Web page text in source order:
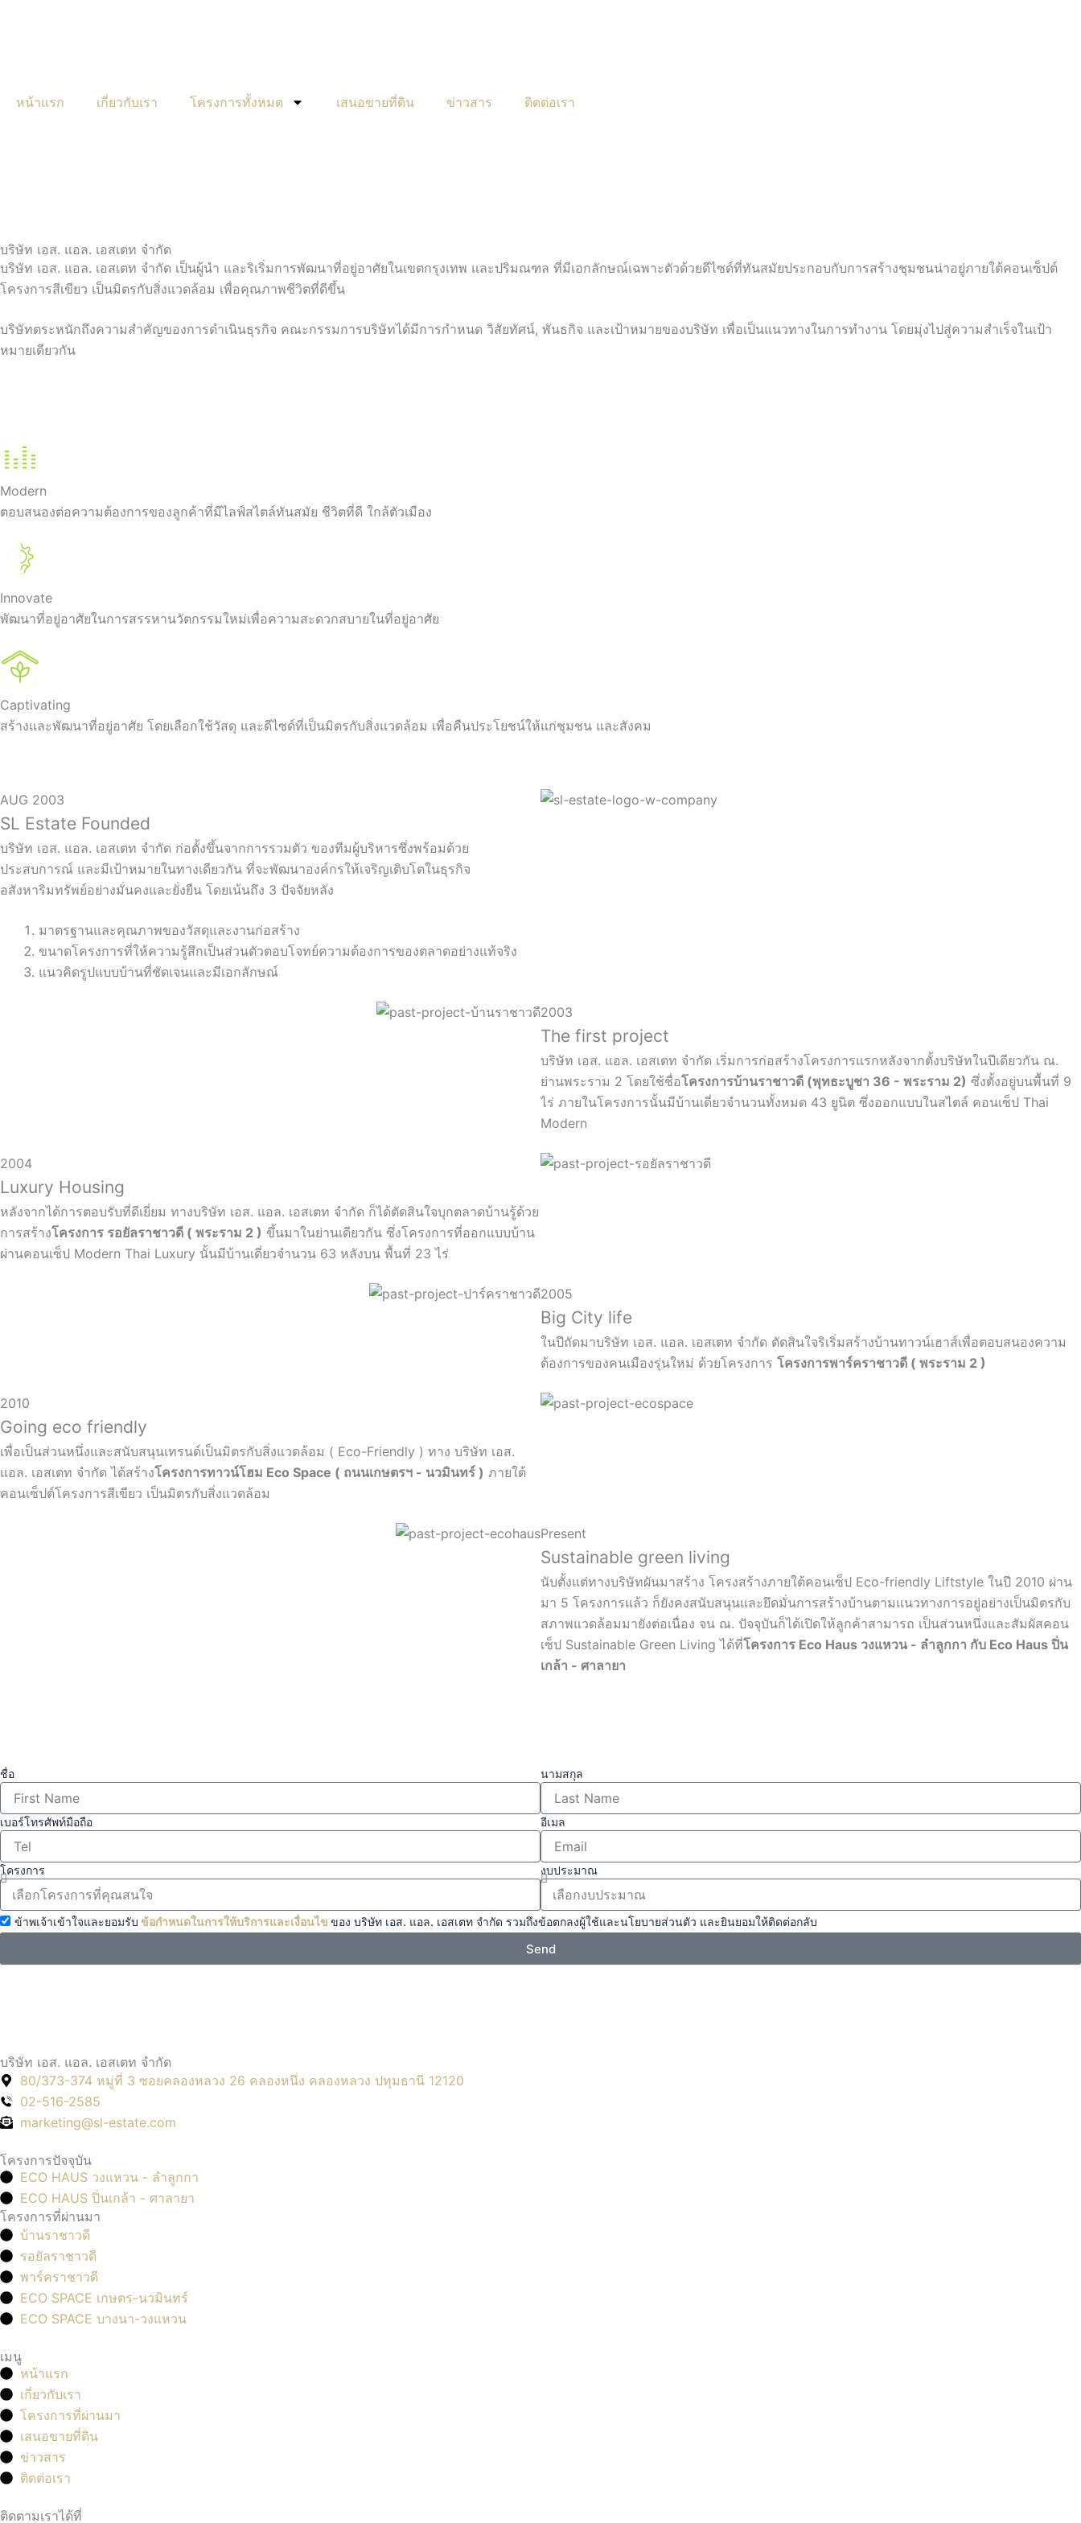
หน้าแรก เกี่ยวกับเรา โครงการทั้งหมด เสนอขายที่ดิน ข่าวสาร ติดต่อเรา
บริษัท เอส. แอล. เอสเตท จำกัด
บริษัท เอส. แอล. เอสเตท จำกัด เป็นผู้นำ และริเริ่มการพัฒนาที่อยู่อาศัยในเขตกรุงเทพ และปริมณฑล ที่มีเอกลักษณ์เฉพาะตัวด้วยดีไซด์ที่ทันสมัยประกอบกับการสร้างชุมชนน่าอยู่ภายใต้คอนเซ็ปต์
โครงการสีเขียว เป็นมิตรกับสิ่งแวดล้อม เพื่อคุณภาพชีวิตที่ดีขึ้น
บริษัทตระหนักถึงความสำคัญของการดำเนินธุรกิจ คณะกรรมการบริษัทได้มีการกำหนด วิสัยทัศน์, พันธกิจ และเป้าหมายของบริษัท เพื่อเป็นแนวทางในการทำงาน โดยมุ่งไปสู่ความสำเร็จในเป้า
หมายเดียวกัน
Modern
ตอบสนองต่อความต้องการของลูกค้าที่มีไลฟ์สไตล์ทันสมัย ชีวิตที่ดี ใกล้ตัวเมือง
Innovate
พัฒนาที่อยู่อาศัยในการสรรหานวัตกรรมใหม่เพื่อความสะดวกสบายในที่อยู่อาศัย
Captivating
สร้างและพัฒนาที่อยู่อาศัย โดยเลือกใช้วัสดุ และดีไซด์ที่เป็นมิตรกับสิ่งแวดล้อม เพื่อคืนประโยชน์ให้แก่ชุมชน และสังคม
AUG 2003
SL Estate Founded
บริษัท เอส. แอล. เอสเตท จำกัด ก่อตั้งขึ้นจากการรวมตัว ของทีมผู้บริหารซึ่งพร้อมด้วย
ประสบการณ์ และมีเป้าหมายในทางเดียวกัน ที่จะพัฒนาองค์กรให้เจริญเติบโตในธุรกิจ
อสังหาริมทรัพย์อย่างมั่นคงและยั่งยืน โดยเน้นถึง 3 ปัจจัยหลัง
มาตรฐานและคุณภาพของวัสดุและงานก่อสร้าง
ขนาดโครงการที่ให้ความรู้สึกเป็นส่วนตัวตอบโจทย์ความต้องการของตลาดอย่างแท้จริง
แนวคิดรูปแบบบ้านที่ชัดเจนและมีเอกลักษณ์
2003
The first project
บริษัท เอส. แอล. เอสเตท จำกัด เริ่มการก่อสร้างโครงการแรกหลังจากตั้งบริษัทในปีเดียวกัน ณ.
ย่านพระราม 2 โดยใช้ชื่อโครงการบ้านราชาวดี (พุทธะบูชา 36 - พระราม 2) ซึ่งตั้งอยู่บนพื้นที่ 9
ไร่ ภายในโครงการนั้นมีบ้านเดี่ยวจำนวนทั้งหมด 43 ยูนิต ซึ่งออกแบบในสไตล์ คอนเซ็ป Thai
Modern
2004
Luxury Housing
หลังจากได้การตอบรับที่ดีเยี่ยม ทางบริษัท เอส. แอล. เอสเตท จำกัด ก็ได้ตัดสินใจบุกตลาดบ้านรู้ด้วย
การสร้างโครงการ รอยัลราชาวดี ( พระราม 2 ) ขึ้นมาในย่านเดียวกัน ซึ่งโครงการที่ออกแบบบ้าน
ผ่านคอนเซ็ป Modern Thai Luxury นั้นมีบ้านเดี่ยวจำนวน 63 หลังบน พื้นที่ 23 ไร่
2005
Big City life
ในปีถัดมาบริษัท เอส. แอล. เอสเตท จำกัด ตัดสินใจริเริ่มสร้างบ้านทาวน์เฮาส์เพื่อตอบสนองความ
ต้องการของคนเมืองรุ่นใหม่ ด้วยโครงการ โครงการพาร์คราชาวดี ( พระราม 2 )
2010
Going eco friendly
เพื่อเป็นส่วนหนึ่งและสนับสนุนเทรนด์เป็นมิตรกับสิ่งแวดล้อม ( Eco-Friendly ) ทาง บริษัท เอส.
แอล. เอสเตท จำกัด ได้สร้างโครงการทาวน์โฮม Eco Space ( ถนนเกษตรฯ - นวมินทร์ ) ภายใต้
คอนเซ็ปต์โครงการสีเขียว เป็นมิตรกับสิ่งแวดล้อม
Present
Sustainable green living
นับตั้งแต่ทางบริษัทผันมาสร้าง โครงสร้างภายใต้คอนเซ็ป Eco-friendly Liftstyle ในปี 2010 ผ่าน
มา 5 โครงการแล้ว ก็ยังคงสนับสนุนและยึดมั่นการสร้างบ้านตามแนวทางการอยู่อย่างเป็นมิตรกับ
สภาพแวดล้อมมายังต่อเนื่อง จน ณ. ปัจจุบันก็ได้เปิดให้ลูกค้าสามารถ เป็นส่วนหนึ่งและสัมผัสคอน
เซ็ป Sustainable Green Living ได้ที่โครงการ Eco Haus วงแหวน - ลำลูกกา กับ Eco Haus ปิ่น
เกล้า - ศาลายา
ชื่อ นามสกุล
เบอร์โทรศัพท์มือถือ อีเมล
โครงการ งบประมาณ
ข้าพเจ้าเข้าใจและยอมรับ ข้อกำหนดในการให้บริการและเงื่อนไข ของ บริษัท เอส. แอล. เอสเตท จำกัด รวมถึงข้อตกลงผู้ใช้และนโยบายส่วนตัว และยินยอมให้ติดต่อกลับ
Send
บริษัท เอส. แอล. เอสเตท จำกัด
80/373-374 หมู่ที่ 3 ซอยคลองหลวง 26 คลองหนึ่ง คลองหลวง ปทุมธานี 12120
02-516-2585
marketing@sl-estate.com
โครงการปัจจุบัน
ECO HAUS วงแหวน - ลำลูกกา
ECO HAUS ปิ่นเกล้า - ศาลายา
โครงการที่ผ่านมา
บ้านราชาวดี
รอยัลราชาวดี
พาร์คราชาวดี
ECO SPACE เกษตร-นวมินทร์
ECO SPACE บางนา-วงแหวน
เมนู
หน้าแรก
เกี่ยวกับเรา
โครงการที่ผ่านมา
เสนอขายที่ดิน
ข่าวสาร
ติดต่อเรา
ติดตามเราได้ที่